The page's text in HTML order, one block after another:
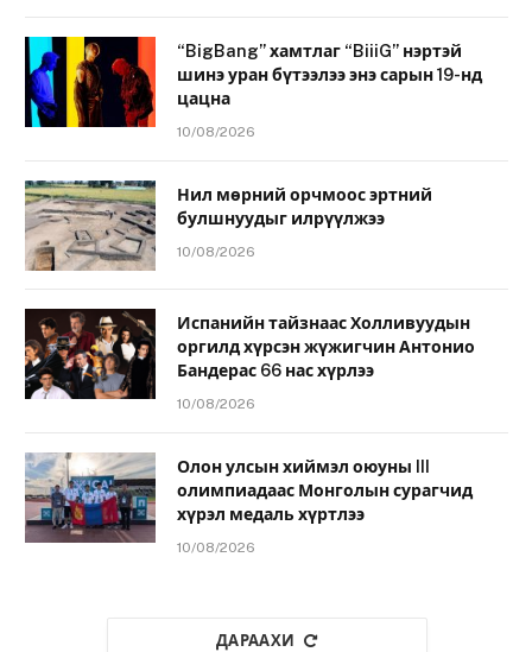
“BigBang” хамтлаг “BiiiG” нэртэй
шинэ уран бүтээлээ энэ сарын 19-нд
цацна
10/08/2026
Нил мөрний орчмоос эртний
булшнуудыг илрүүлжээ
10/08/2026
Испанийн тайзнаас Холливуудын
оргилд хүрсэн жүжигчин Антонио
Бандерас 66 нас хүрлээ
10/08/2026
Олон улсын хиймэл оюуны III
олимпиадаас Монголын сурагчид
хүрэл медаль хүртлээ
10/08/2026
ДАРААХИ